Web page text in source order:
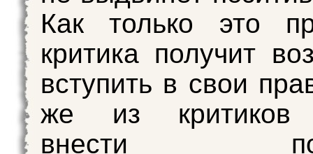
Как только это
критика получит
вступить в свои
же из критиков
внести